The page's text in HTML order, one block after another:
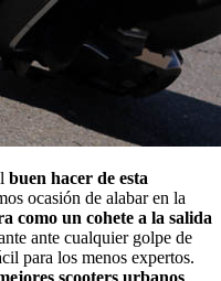
buen hacer de esta
ocasión de alabar en la
como un cohete a la salida
ante cualquier golpe de
para los menos expertos.
scooters urbanos